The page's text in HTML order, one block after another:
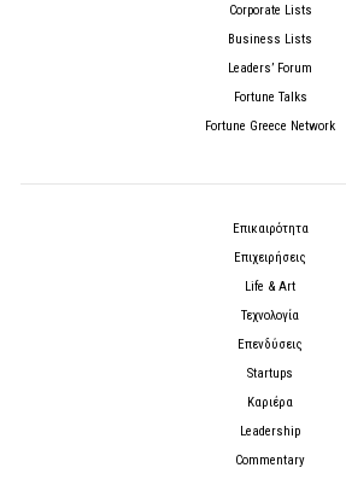
Corporate Lists
Business Lists
Leaders’ Forum
Fortune Talks
Fortune Greece Network
Επικαιρότητα
Επιχειρήσεις
Life & Art
Τεχνολογία
Επενδύσεις
Startups
Καριέρα
Leadership
Commentary